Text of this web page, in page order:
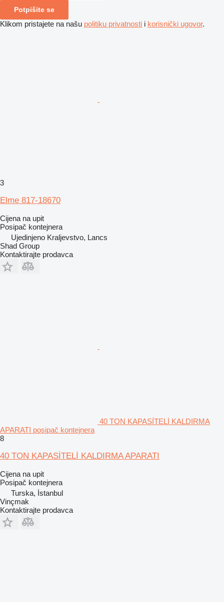
Potpišite se
Klikom pristajete na našu politiku privatnosti i korisnički ugovor.
3
Elme 817-18670
Cijena na upit
Posipač kontejnera
Ujedinjeno Kraljevstvo, Lancs
Shad Group
Kontaktirajte prodavca
40 TON KAPASİTELİ KALDIRMA
APARATI posipač kontejnera
8
40 TON KAPASİTELİ KALDIRMA APARATI
Cijena na upit
Posipač kontejnera
Turska, İstanbul
Vinçmak
Kontaktirajte prodavca